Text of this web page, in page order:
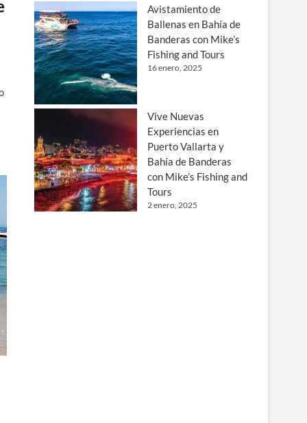
Avistamiento de
Ballenas en Bahía de
Banderas con Mike’s
Fishing and Tours
16 enero, 2025
Vive Nuevas
Experiencias en
Puerto Vallarta y
Bahía de Banderas
con Mike’s Fishing and
Tours
2 enero, 2025